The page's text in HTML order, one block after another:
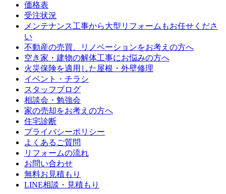
価格表
受注状況
メンテナンス工事から大型リフォームもお任せくださ
い
不動産の売買、リノベーションをお考えの方へ
空き家・建物の解体工事にお悩みの方へ
火災保険を適用した屋根・外壁修理
イベント・チラシ
スタッフブログ
相談会・勉強会
家の売却をお考えの方へ
住宅診断
プライバシーポリシー
よくあるご質問
リフォームの流れ
お問い合わせ
無料お見積もり
LINE相談・見積もり